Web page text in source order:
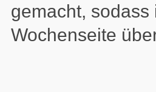
gemacht,
Wochenseite